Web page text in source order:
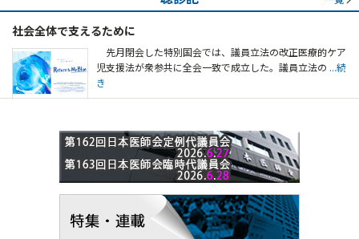
社会全体で支えるために
先月閉会した特別国会では、議員立法の改正医療的ケア
児支援法が衆参共に全会一致で成立した。議員立法の ...続
き